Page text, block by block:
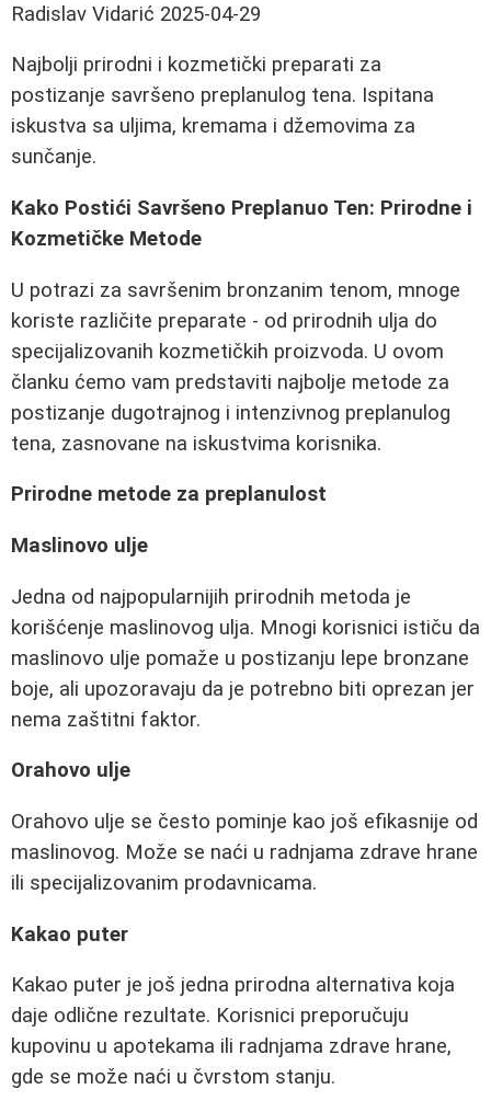
Radislav Vidarić 2025-04-29
Najbolji prirodni i kozmetički preparati za
postizanje savršeno preplanulog tena. Ispitana
iskustva sa uljima, kremama i džemovima za
sunčanje.
Kako Postići Savršeno Preplanuo Ten: Prirodne i
Kozmetičke Metode
U potrazi za savršenim bronzanim tenom, mnoge
koriste različite preparate - od prirodnih ulja do
specijalizovanih kozmetičkih proizvoda. U ovom
članku ćemo vam predstaviti najbolje metode za
postizanje dugotrajnog i intenzivnog preplanulog
tena, zasnovane na iskustvima korisnika.
Prirodne metode za preplanulost
Maslinovo ulje
Jedna od najpopularnijih prirodnih metoda je
korišćenje maslinovog ulja. Mnogi korisnici ističu da
maslinovo ulje pomaže u postizanju lepe bronzane
boje, ali upozoravaju da je potrebno biti oprezan jer
nema zaštitni faktor.
Orahovo ulje
Orahovo ulje se često pominje kao još efikasnije od
maslinovog. Može se naći u radnjama zdrave hrane
ili specijalizovanim prodavnicama.
Kakao puter
Kakao puter je još jedna prirodna alternativa koja
daje odlične rezultate. Korisnici preporučuju
kupovinu u apotekama ili radnjama zdrave hrane,
gde se može naći u čvrstom stanju.